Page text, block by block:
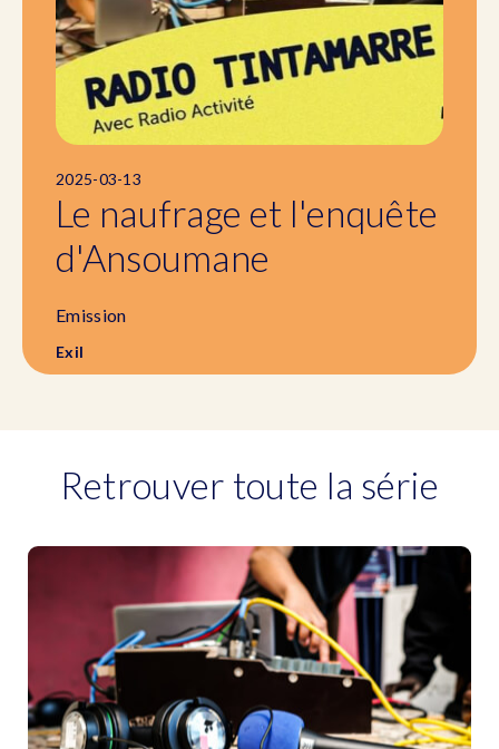
2025-03-13
Le naufrage et l'enquête
d'Ansoumane
Emission
Exil
Retrouver toute la série